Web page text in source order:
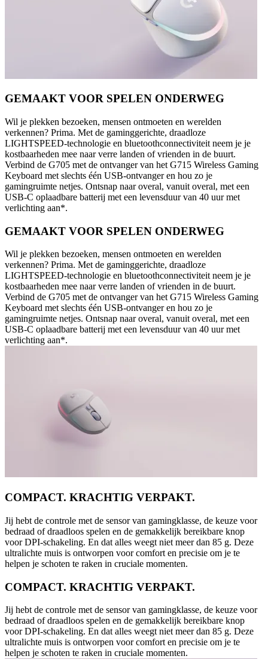
GEMAAKT VOOR SPELEN ONDERWEG
Wil je plekken bezoeken, mensen ontmoeten en werelden
verkennen? Prima. Met de gaminggerichte, draadloze
LIGHTSPEED-technologie en bluetoothconnectiviteit neem je je
kostbaarheden mee naar verre landen of vrienden in de buurt.
Verbind de G705 met de ontvanger van het G715 Wireless Gaming
Keyboard met slechts één USB-ontvanger en hou zo je
gamingruimte netjes. Ontsnap naar overal, vanuit overal, met een
USB-C oplaadbare batterij met een levensduur van 40 uur met
verlichting aan*.
GEMAAKT VOOR SPELEN ONDERWEG
Wil je plekken bezoeken, mensen ontmoeten en werelden
verkennen? Prima. Met de gaminggerichte, draadloze
LIGHTSPEED-technologie en bluetoothconnectiviteit neem je je
kostbaarheden mee naar verre landen of vrienden in de buurt.
Verbind de G705 met de ontvanger van het G715 Wireless Gaming
Keyboard met slechts één USB-ontvanger en hou zo je
gamingruimte netjes. Ontsnap naar overal, vanuit overal, met een
USB-C oplaadbare batterij met een levensduur van 40 uur met
verlichting aan*.
COMPACT. KRACHTIG VERPAKT.
Jij hebt de controle met de sensor van gamingklasse, de keuze voor
bedraad of draadloos spelen en de gemakkelijk bereikbare knop
voor DPI-schakeling. En dat alles weegt niet meer dan 85 g. Deze
ultralichte muis is ontworpen voor comfort en precisie om je te
helpen je schoten te raken in cruciale momenten.
COMPACT. KRACHTIG VERPAKT.
Jij hebt de controle met de sensor van gamingklasse, de keuze voor
bedraad of draadloos spelen en de gemakkelijk bereikbare knop
voor DPI-schakeling. En dat alles weegt niet meer dan 85 g. Deze
ultralichte muis is ontworpen voor comfort en precisie om je te
helpen je schoten te raken in cruciale momenten.